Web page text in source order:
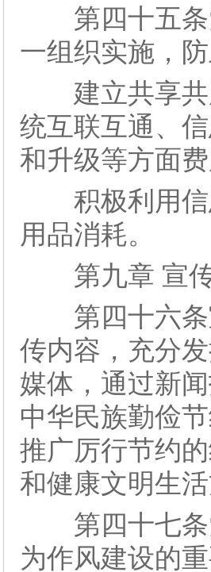
第四十五条
一组织实施，
建立共享共
统互联互通、
和升级等方面
积极利用信
用品消耗。
第九章 宣
第四十六条
传内容，充分
媒体，通过新
中华民族勤俭
推广厉行节约
和健康文明生活
第四十七条
为作风建设的